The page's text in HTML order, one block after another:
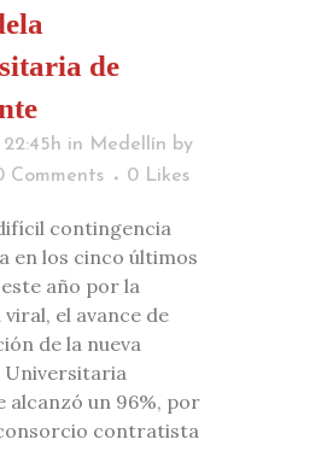
de
in Medellín by
Comments 0 Likes
contingencia
en los cinco últimos
año por la
el avance de
de la nueva
Universitaria
alcanzó un 96%, por
contratista